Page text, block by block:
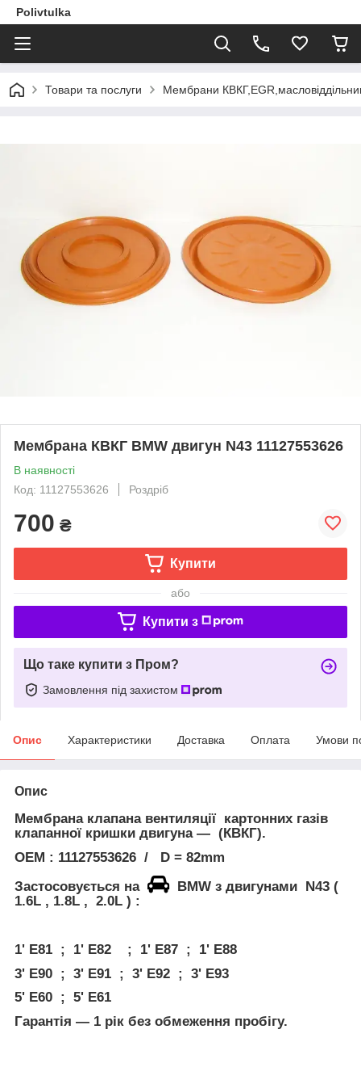
Polivtulka
Товари та послуги Мембрани
Мембрана КВКГ BMW двигун N43 11127553626
В наявності
Код: 11127553626
Роздріб
700 ₴
Купити
або
Купити з
Що таке купити з Пром?
Замовлення під захистом
Опис Характеристики Доставка Оплата Умови
Опис
Мембрана клапана вентиляції картонних газів
клапанної кришки двигуна — (КВКГ).
ОЕМ : 11127553626 / D = 82mm
Застосовується на
BMW з двигунами
N43 (
1.6L , 1.8L , 2.0L ) :
1' E81 ; 1' E82 ; 1' E87 ; 1' E88
3' E90 ; 3' E91 ; 3' E92 ; 3' E93
5' E60 ; 5' E61
Гарантія — 1 рік без обмеження пробігу.